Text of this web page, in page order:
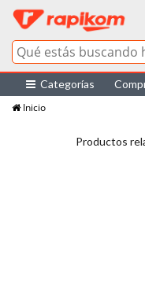
Categorías
Inicio
Productos